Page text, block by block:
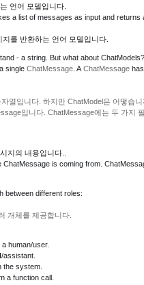
언어 모델입니다.
a list of messages as input and returns
를 반환하는 언어 모델입니다.
- a string. But what about
single ChatMessage . A ChatMessage
열입니다. 하지만 ChatModel은 어떻습니
입니다. ChatMessage에는 두 가지
지의 내용입니다..
ChatMessage is coming from.
between different roles:
개체를 제공합니다.
human/user.
assistant.
the system.
a function call.